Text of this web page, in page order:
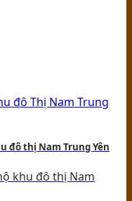
đô thị Nam Trung Yên
khu đô thị Nam